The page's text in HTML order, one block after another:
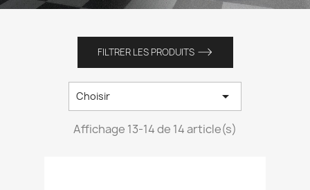
FILTRER LES PRODUITS
Choisir 
Affichage 13-14 de 14 article(s)